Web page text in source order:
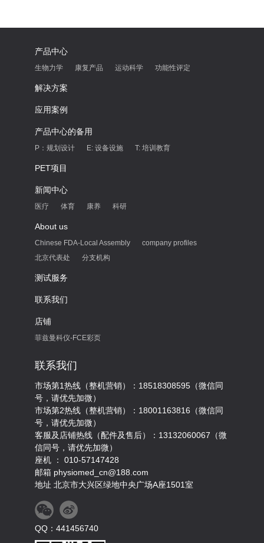
产品中心
生物力学 康复产品 运动科学 功能性评定
解决方案
应用案例
产品中心的备用
P：规划设计 E: 设备设施 T: 培训教育
PET项目
新闻中心
医疗 体育 康养 科研
About us
Chinese FDA-Local Assembly
company profiles
北京代表处
分支机构
测试服务
联系我们
店铺
菲兹曼科仪-FCE彩页
联系我们
市场第1热线（整机营销）：18518308595（微信同
号，请优先加微）
市场第2热线（整机营销）：18001163816（微信同
号，请优先加微）
客服及店铺热线（配件及售后）：13132060067（微
信同号，请优先加微）
座机 ： 010-57147428
邮箱 physiomed_cn@188.com
地址 北京市大兴区绿地中央广场A座1501室
QQ：441456740